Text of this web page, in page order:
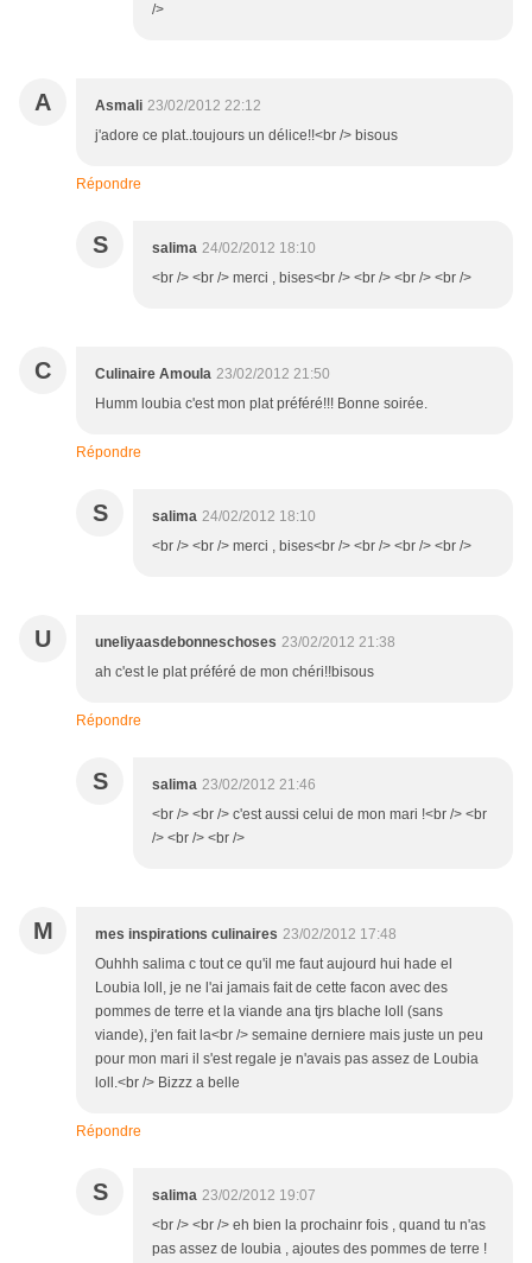
/>
A Asmali 23/02/2012 22:12
j'adore ce plat..toujours un délice!!<br /> bisous
Répondre
S salima 24/02/2012 18:10
<br /> <br /> merci , bises<br /> <br /> <br /> <br />
C Culinaire Amoula 23/02/2012 21:50
Humm loubia c'est mon plat préféré!!! Bonne soirée.
Répondre
S salima 24/02/2012 18:10
<br /> <br /> merci , bises<br /> <br /> <br /> <br />
U uneliyaasdebonneschoses 23/02/2012 21:38
ah c'est le plat préféré de mon chéri!!bisous
Répondre
S salima 23/02/2012 21:46
<br /> <br /> c'est aussi celui de mon mari !<br /> <br
/> <br /> <br />
M mes inspirations culinaires 23/02/2012 17:48
Ouhhh salima c tout ce qu'il me faut aujourd hui hade el
Loubia loll, je ne l'ai jamais fait de cette facon avec des
pommes de terre et la viande ana tjrs blache loll (sans
viande), j'en fait la<br /> semaine derniere mais juste un peu
pour mon mari il s'est regale je n'avais pas assez de Loubia
loll.<br /> Bizzz a belle
Répondre
S salima 23/02/2012 19:07
<br /> <br /> eh bien la prochainr fois , quand tu n'as
pas assez de loubia , ajoutes des pommes de terre !